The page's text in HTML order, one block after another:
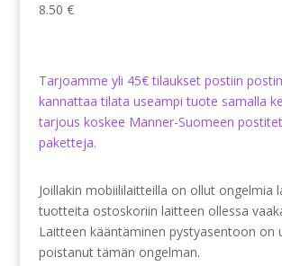
8.50 €
Tarjoamme yli 45€ tilaukset postiin
kannattaa tilata useampi tuote samalla
tarjous koskee Manner-Suomeen
paketteja.
Joillakin mobiililaitteilla on ollut ongelmia
tuotteita ostoskoriin laitteen ollessa
Laitteen kääntäminen pystyasentoon on
poistanut tämän ongelman.